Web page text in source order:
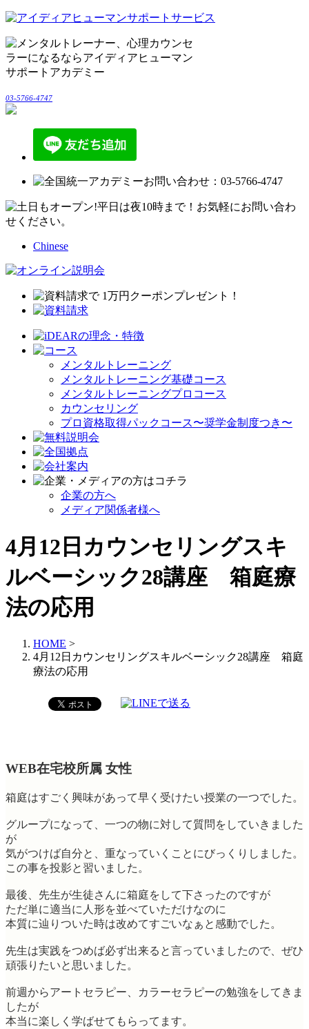
03-5766-4747
Chinese
メンタルトレーニング
メンタルトレーニング基礎コース
メンタルトレーニングプロコース
カウンセリング
プロ資格取得パックコース〜奨学金制度つき〜
企業の方へ
メディア関係者様へ
4月12日カウンセリングスキ
ルベーシック28講座 箱庭療
法の応用
HOME >
4月12日カウンセリングスキルベーシック28講座 箱庭
療法の応用
WEB在宅校所属 女性
箱庭はすごく興味があって早く受けたい授業の一つでした。
グループになって、一つの物に対して質問をしていきました
が
気がつけば自分と、重なっていくことにびっくりしました。
この事を投影と習いました。
最後、先生が生徒さんに箱庭をして下さったのですが
ただ単に適当に人形を並べていただけなのに
本質に辿りついた時は改めてすごいなぁと感動でした。
先生は実践をつめば必ず出来ると言っていましたので、ぜひ
頑張りたいと思いました。
前週からアートセラピー、カラーセラピーの勉強をしてきま
したが
本当に楽しく学ばせてもらってます。